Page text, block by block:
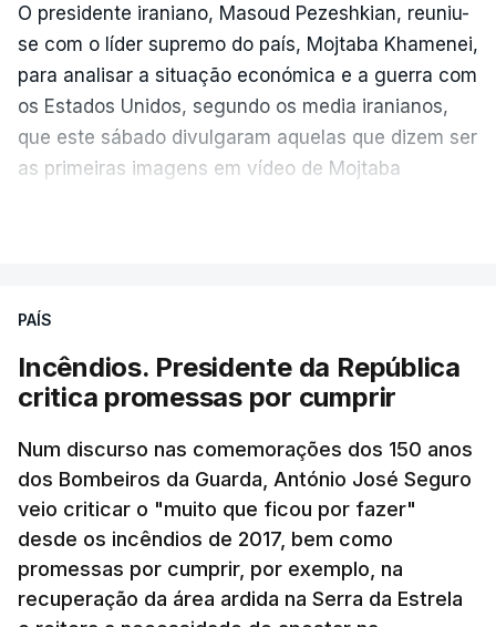
O presidente iraniano, Masoud Pezeshkian, reuniu-
se com o líder supremo do país, Mojtaba Khamenei,
para analisar a situação económica e a guerra com
os Estados Unidos, segundo os media iranianos,
que este sábado divulgaram aquelas que dizem ser
as primeiras imagens em vídeo de Mojtaba
Mehr na rede social Telegram, como aquilo que
israelita, que nos últimos tempos vem dando conta
de que o líder supremo iraniano estará em estado
crítico na sequência do bombardeamento que no
último dia de fevereiro passado matou o pai, o
ayatollah Ali Khamenei, e outros membros da
família.
As imagens mostram Mojtaba Khamenei no que
será uma aula religiosa, mas sem qualquer
PAÍS
Incêndios. Presidente da República
critica promessas por cumprir
Num discurso nas comemorações dos 150 anos
dos Bombeiros da Guarda, António José Seguro
veio criticar o "muito que ficou por fazer"
desde os incêndios de 2017, bem como
promessas por cumprir, por exemplo, na
recuperação da área ardida na Serra da Estrela